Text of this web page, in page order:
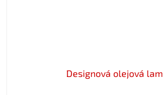
Designová olejová